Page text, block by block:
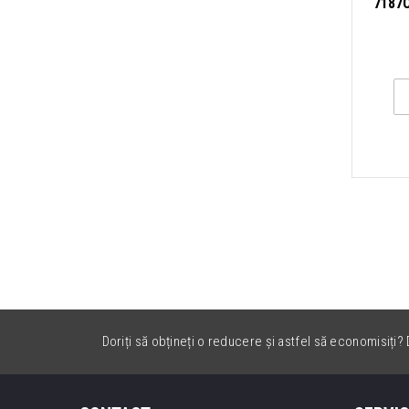
Doriți să obțineți o reducere și astfel să